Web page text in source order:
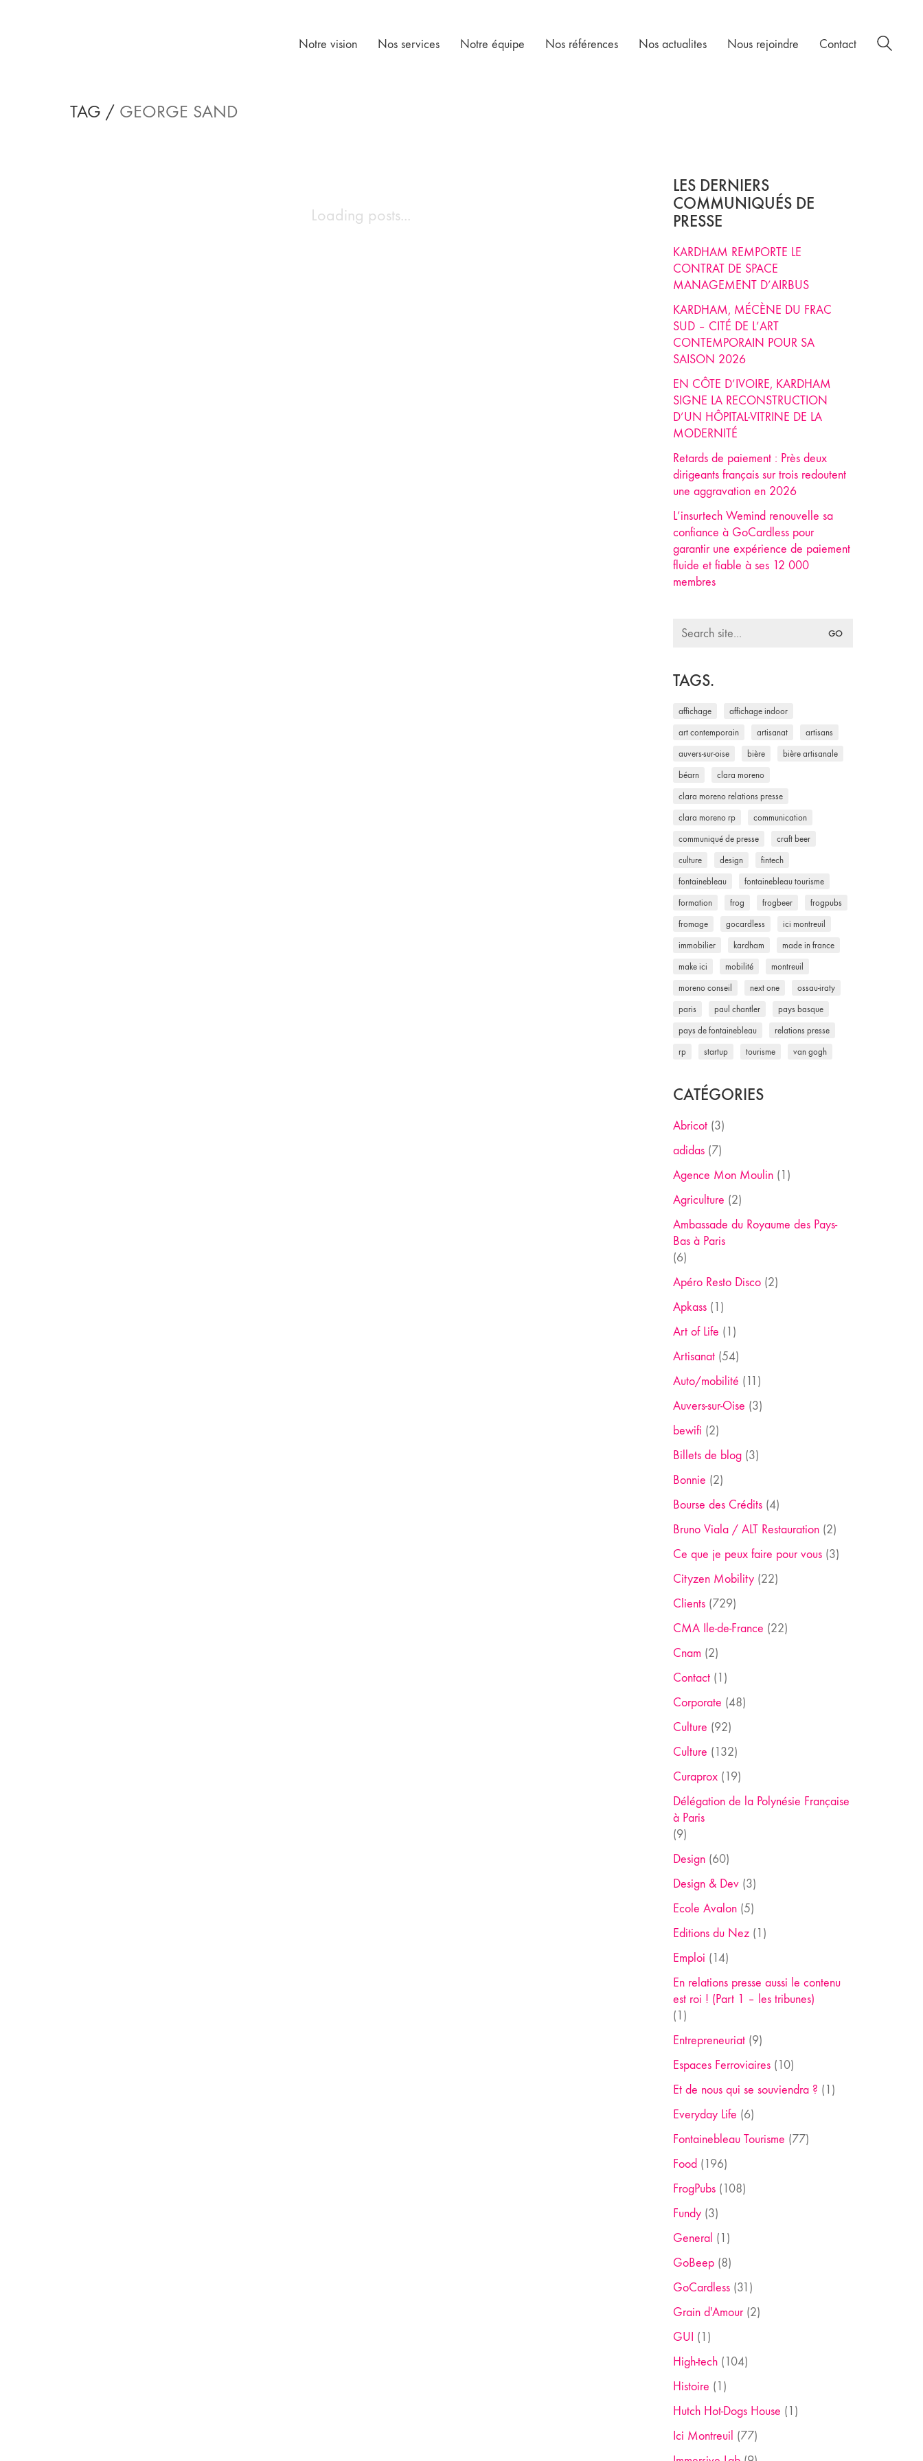
Notre vision Nos services Notre équipe Nos références Nos actualites Nous rejoindre Contact
TAG / GEORGE SAND
Loading posts...
LES DERNIERS
COMMUNIQUÉS DE
PRESSE
KARDHAM REMPORTE LE
CONTRAT DE SPACE
MANAGEMENT D’AIRBUS
KARDHAM, MÉCÈNE DU FRAC
SUD – CITÉ DE L’ART
CONTEMPORAIN POUR SA
SAISON 2026
EN CÔTE D’IVOIRE, KARDHAM
SIGNE LA RECONSTRUCTION
D’UN HÔPITAL-VITRINE DE LA
MODERNITÉ
Retards de paiement : Près deux
dirigeants français sur trois redoutent
une aggravation en 2026
L’insurtech Wemind renouvelle sa
confiance à GoCardless pour
garantir une expérience de paiement
fluide et fiable à ses 12 000
membres
Search
TAGS.
affichage affichage indoor
art contemporain artisanat artisans
auvers-sur-oise bière bière artisanale
béarn clara moreno
clara moreno relations presse
clara moreno rp communication
communiqué de presse craft beer
culture design fintech
fontainebleau fontainebleau tourisme
formation frog frogbeer frogpubs
fromage gocardless ici montreuil
immobilier kardham made in france
make ici mobilité montreuil
moreno conseil next one ossau-iraty
paris paul chantler pays basque
pays de fontainebleau relations presse
rp startup tourisme van gogh
CATÉGORIES
Abricot(3)
adidas(7)
Agence Mon Moulin(1)
Agriculture (2)
Ambassade du Royaume des Pays-
Bas à Paris
(6)
Apéro Resto Disco(2)
Apkass(1)
Art of Life (1)
Artisanat(54)
Auto/mobilité (11)
Auvers-sur-Oise (3)
bewifi (2)
Billets de blog(3)
Bonnie (2)
Bourse des Crédits(4)
Bruno Viala / ALT Restauration(2)
Ce que je peux faire pour vous(3)
Cityzen Mobility(22)
Clients(729)
CMA Ile-de-France (22)
Cnam (2)
Contact(1)
Corporate (48)
Culture (92)
Culture (132)
Curaprox(19)
Délégation de la Polynésie Française
à Paris
(9)
Design(60)
Design & Dev(3)
Ecole Avalon(5)
Editions du Nez(1)
Emploi (14)
En relations presse aussi le contenu
est roi ! (Part 1 – les tribunes)
(1)
Entrepreneuriat(9)
Espaces Ferroviaires(10)
Et de nous qui se souviendra ? (1)
Everyday Life (6)
Fontainebleau Tourisme (77)
Food (196)
FrogPubs(108)
Fundy(3)
General (1)
GoBeep(8)
GoCardless(31)
Grain d'Amour(2)
GUI (1)
High-tech(104)
Histoire (1)
Hutch Hot-Dogs House (1)
Ici Montreuil (77)